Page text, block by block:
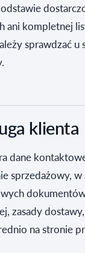
ani kompletnej
sprawdzać
klienta
dane
sprzedażowy,
zasady
na stronie